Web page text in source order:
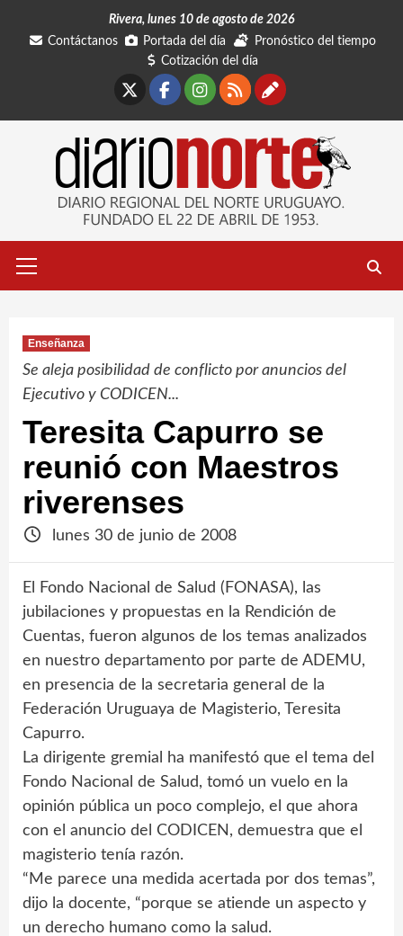
Rivera, lunes 10 de agosto de 2026
Contáctanos
Portada del día
Pronóstico del tiempo
Cotización del día
Facebook
Instagram
RSSContáctanos
primario
Enseñanza
Se aleja posibilidad de conflicto por anuncios del
Ejecutivo y CODICEN...
Teresita Capurro se
reunió con Maestros
riverenses
lunes 30 de junio de 2008
El Fondo Nacional de Salud (FONASA), las
jubilaciones y propuestas en la Rendición de
Cuentas, fueron algunos de los temas analizados
en nuestro departamento por parte de ADEMU,
en presencia de la secretaria general de la
Federación Uruguaya de Magisterio, Teresita
Capurro.
La dirigente gremial ha manifestó que el tema del
Fondo Nacional de Salud, tomó un vuelo en la
opinión pública un poco complejo, el que ahora
con el anuncio del CODICEN, demuestra que el
magisterio tenía razón.
“Me parece una medida acertada por dos temas”,
dijo la docente, “porque se atiende un aspecto y
un derecho humano como la salud.